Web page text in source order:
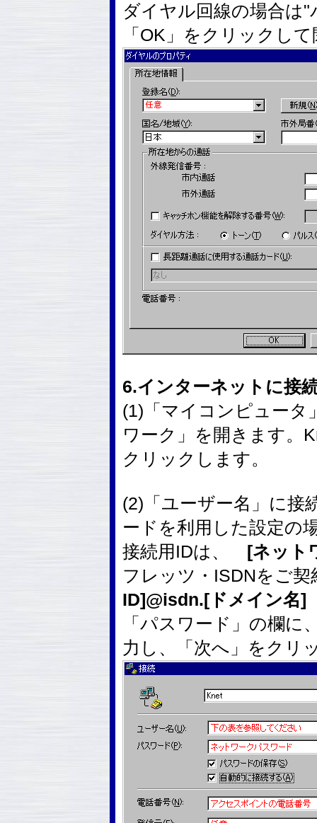
ダイヤル回線の場合は
「OK」をクリックし
6.インターネットに接
(1)「マイコンピュー
ワーク」を開きます。
クリックします。
(2)「ユーザー名」に
ードを利用した設定の
接続用IDは、 [ネット
フレッツ・ISDNをご
ID]@isdn.[ドメイン名]
「パスワード」の欄
力し、「次へ」をクリ